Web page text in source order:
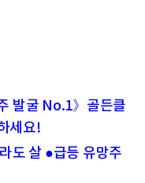
발굴 No.1》골든클
세요!
도 살 ●급등 유망주